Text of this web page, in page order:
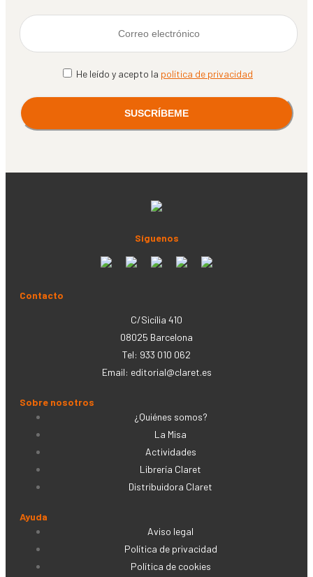
He leído y acepto la política de privacidad
Síguenos
Contacto
C/Sicília 410
08025 Barcelona
Tel: 933 010 062
Email: editorial@claret.es
Sobre nosotros
¿Quiénes somos?
La Misa
Actividades
Librería Claret
Distribuidora Claret
Ayuda
Aviso legal
Política de privacidad
Política de cookies